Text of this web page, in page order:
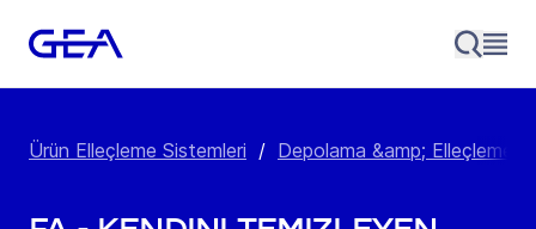
Ürün Elleçleme Sistemleri / Depolama &amp; Elleçleme